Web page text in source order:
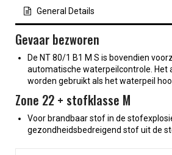
General Details
Gevaar bezworen
De NT 80/1 B1 M S is bovendien
automatische waterpeilcontrole. Het
worden gebruikt als het waterpeil
Zone 22 + stofklasse M
Voor brandbaar stof in de
gezondheidsbedreigend stof uit de